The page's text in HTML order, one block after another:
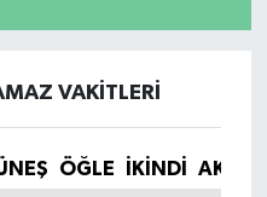
VAKITLERI
ÖĞLE İKINDI